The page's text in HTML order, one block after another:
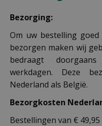
Bezorging:
Om uw bestelling
bezorgen maken wij
bedraagt
werkdagen. Deze
Nederland als België.
Bezorgkosten
Bestellingen van €